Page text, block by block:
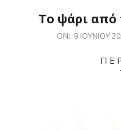
Το ψάρι από
2021-ON: 9 ΙΟΥΝΊΟΥ